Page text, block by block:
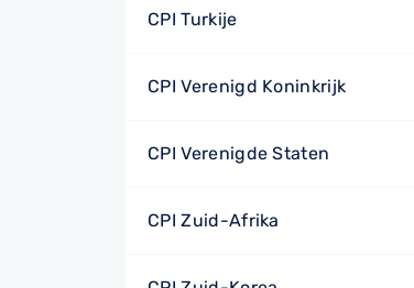
CPI Turkije
CPI Verenigd Koninkrijk
CPI Verenigde Staten
CPI Zuid-Afrika